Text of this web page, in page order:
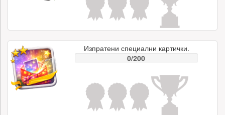
Изпратени специални картички.
0/200